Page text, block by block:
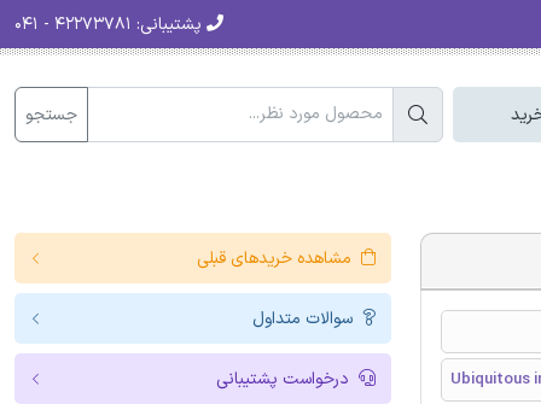
پشتیبانی:
جستجو
Ubiquitous
مشاهده خریدهای قبلی
سوالات متداول
درخواست پشتیبانی